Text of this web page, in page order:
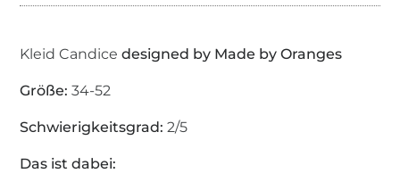
Kleid Candicedesigned by Made by Oranges
Größe: 34-52
Schwierigkeitsgrad: 2/5
Das ist dabei: